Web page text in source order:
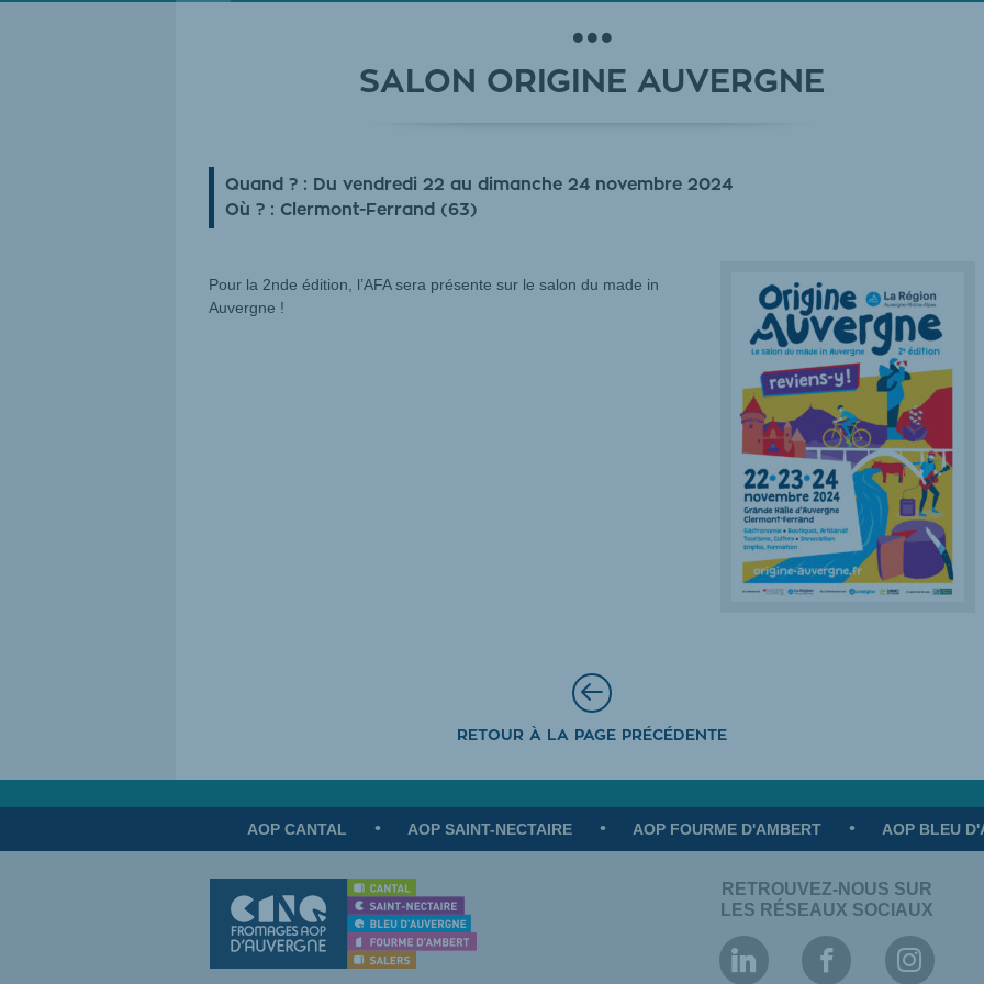
SALON ORIGINE AUVERGNE
Quand ? : Du vendredi 22 au dimanche 24 novembre 2024
Où ? : Clermont-Ferrand (63)
Pour la 2nde édition, l’AFA sera présente sur le salon du made in
Auvergne !
RETOUR À LA PAGE PRÉCÉDENTE
AOP CANTAL AOP SAINT-NECTAIRE AOP FOURME D'AMBERT AOP BLEU
RETROUVEZ-NOUS SUR
LES RÉSEAUX SOCIAUX
AssociationAssociation